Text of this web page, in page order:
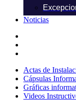
Noticias
Actas de
Cápsulas
Gráficas
Videos